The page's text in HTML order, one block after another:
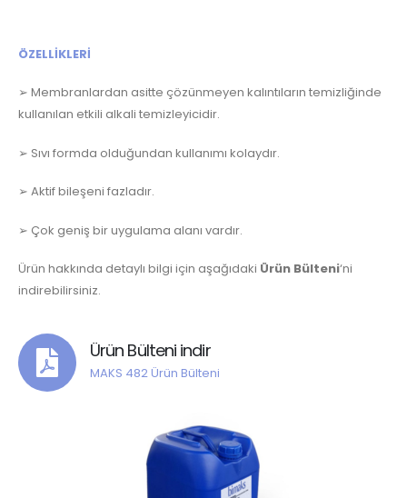
ÖZELLİKLERİ
➢ Membranlardan asitte çözünmeyen kalıntıların temizliğinde
kullanılan etkili alkali temizleyicidir.
➢ Sıvı formda olduğundan kullanımı kolaydır.
➢ Aktif bileşeni fazladır.
➢ Çok geniş bir uygulama alanı vardır.
Ürün hakkında detaylı bilgi için aşağıdaki Ürün Bülteni‘ni
indirebilirsiniz.
Ürün Bülteni indir
MAKS 482 Ürün Bülteni